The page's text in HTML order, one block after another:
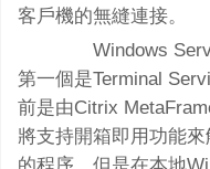
客戶機的無縫連接。
Windows
第一個是Terminal
前是由Citrix
將支持開箱即用功能